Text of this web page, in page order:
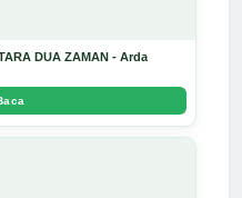
DUA ZAMAN - Arda